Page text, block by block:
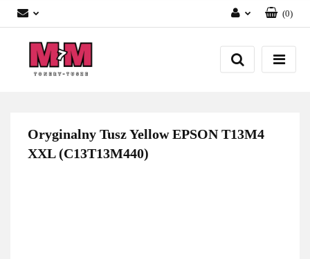
Zaloguj się
Załóż konto
(0)
Oryginalny Tusz Yellow EPSON T13M4
XXL (C13T13M440)